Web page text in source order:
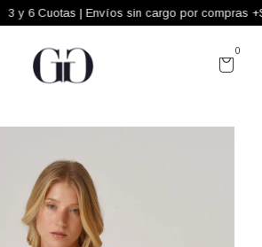
3 y 6 Cuotas | Envíos sin cargo por compras
0